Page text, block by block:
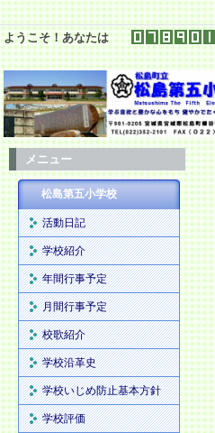
ようこそ！あなたは
メニュー
松島第五小学校
活動日記
学校紹介
年間行事予定
月間行事予定
校歌紹介
学校沿革史
学校いじめ防止基本方針
学校評価